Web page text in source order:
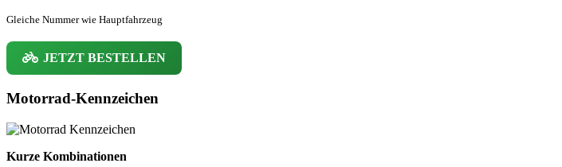
Gleiche Nummer wie Hauptfahrzeug
JETZT BESTELLEN
Motorrad-Kennzeichen
Kurze Kombinationen